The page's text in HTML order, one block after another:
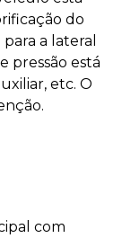
do
a lateral
pressão está
etc. O
com